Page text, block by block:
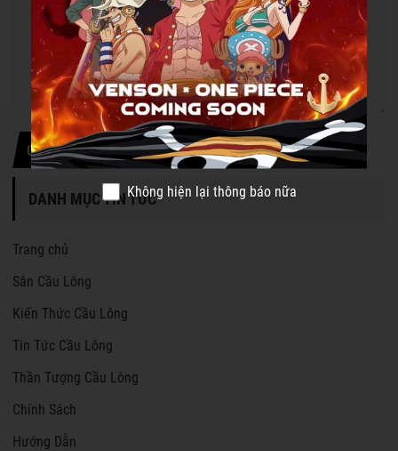
Gửi thông tin
DANH MỤC TIN TỨC
Trang chủ
Sân Cầu Lông
Kiến Thức Cầu Lông
Tin Tức Cầu Lông
Thần Tượng Cầu Lông
Chính Sách
Hướng Dẫn
Không hiện lại thông báo nữa